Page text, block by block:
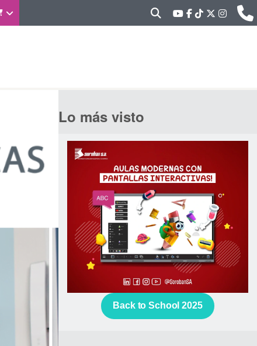
Lo más visto
Back to School 2025